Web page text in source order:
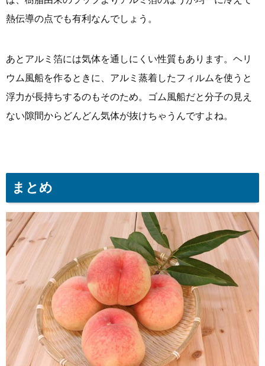
熱伝導の点でも有利なんでしょう。
あとアルミ箔には気体を通しにくい性質もあります。ヘリ
ウム風船を作るときに、アルミ蒸着したフィルムを使うと
浮力が長持ちするのもそのため。ゴム風船だと分子の見え
ない隙間からどんどん気体が抜けちゃうんですよね。
まとめ